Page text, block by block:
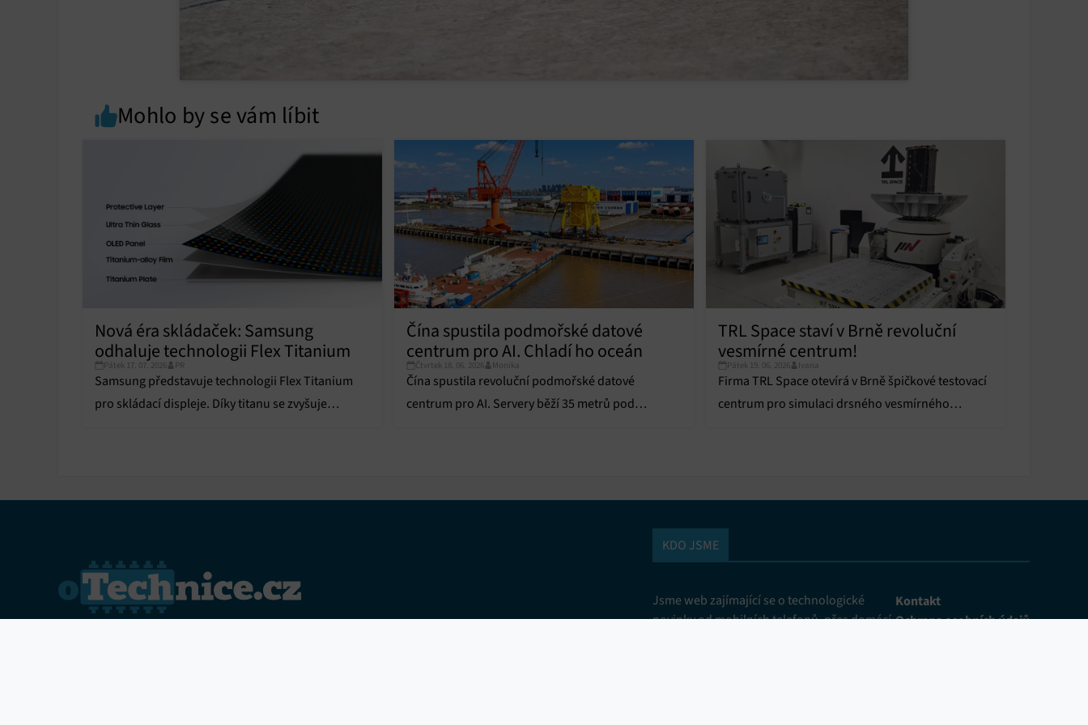
Mohlo by se vám líbit
Nová éra skládaček: Samsung
odhaluje technologii Flex Titanium
Pátek 17. 07. 2026 PR
Samsung představuje technologii Flex Titanium
pro skládací displeje. Díky titanu se zvyšuje
Čína spustila podmořské datové
centrum pro AI. Chladí ho oceán
Čtvrtek 18. 06. 2026 Monika
Čína spustila revoluční podmořské datové
centrum pro AI. Servery běží 35 metrů pod
TRL Space staví v Brně revoluční
vesmírné centrum!
Pátek 19. 06. 2026 Ivana
Firma TRL Space otevírá v Brně špičkové testovací
centrum pro simulaci drsného vesmírného
KDO JSME
Jsme web zajímající se o technologické
novinky od mobilních telefonů, přes domácí
Kontakt
Ochrana osobních údajů